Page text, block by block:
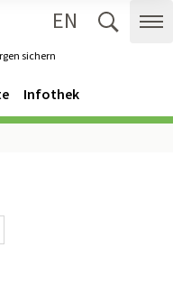
sichern
EN
Infothek